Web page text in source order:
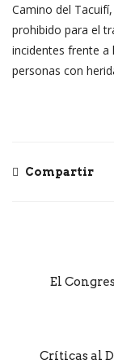
Camino del
prohibido para el
incidentes frente a
personas con
Compartir
El
Críticas al